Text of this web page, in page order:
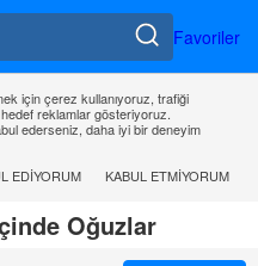
Favoriler
için çerez kullanıyoruz, trafiği
reklamlar gösteriyoruz.
ederseniz, daha iyi bir deneyim
EDIYORUM
KABUL ETMIYORUM
Oğuzlar